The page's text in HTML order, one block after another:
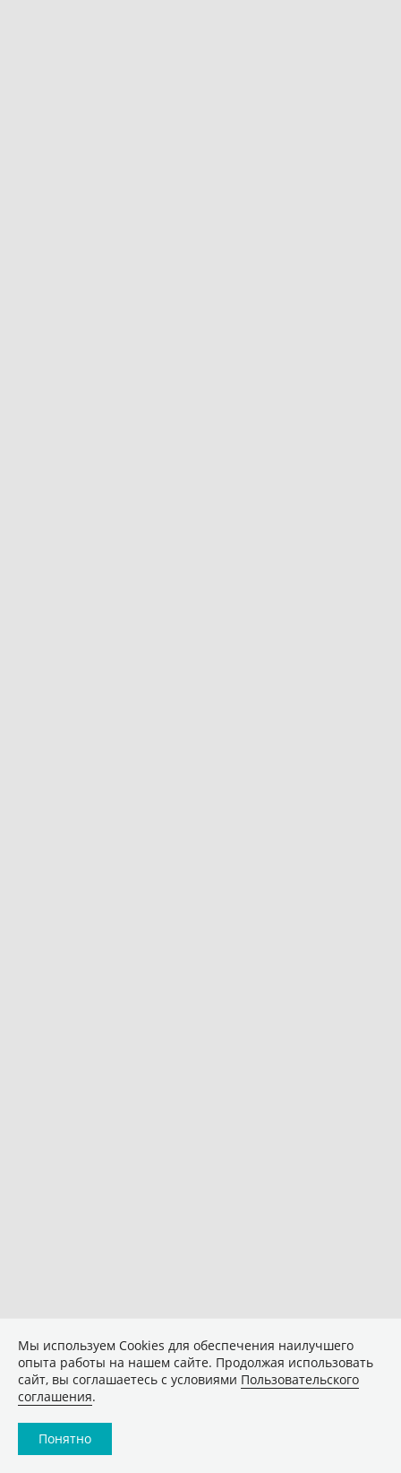
Мы используем Сookies для обеспечения наилучшего
опыта работы на нашем сайте. Продолжая использовать
сайт, вы соглашаетесь с условиями Пользовательского
соглашения.
Понятно